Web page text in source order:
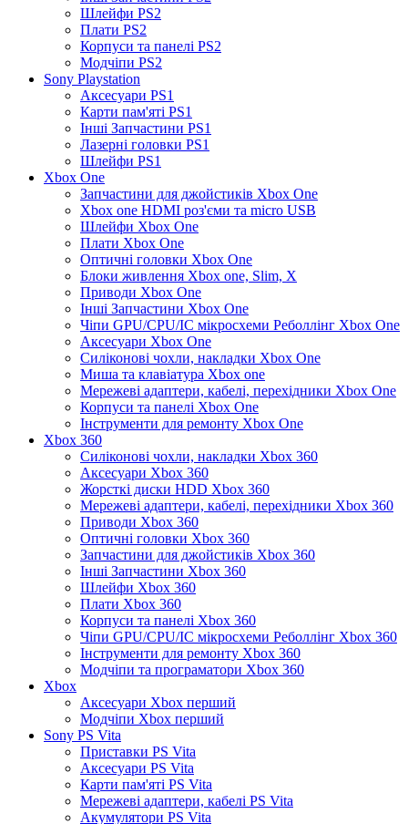
Шлейфи PS2
Плати PS2
Корпуси та панелі PS2
Модчіпи PS2
Sony Playstation
Аксесуари PS1
Карти пам'яті PS1
Інші Запчастини PS1
Лазерні головки PS1
Шлейфи PS1
Xbox One
Запчастини для джойстиків Xbox One
Xbox one HDMI роз'єми та micro USB
Шлейфи Xbox One
Плати Xbox One
Оптичні головки Xbox One
Блоки живлення Xbox one, Slim, X
Приводи Xbox One
Інші Запчастини Xbox One
Чіпи GPU/CPU/IC мікросхеми Реболлінг Xbox One
Аксесуари Xbox One
Силіконові чохли, накладки Xbox One
Миша та клавіатура Xbox one
Мережеві адаптери, кабелі, перехідники Xbox One
Корпуси та панелі Xbox One
Інструменти для ремонту Xbox One
Xbox 360
Силіконові чохли, накладки Xbox 360
Аксесуари Xbox 360
Жорсткі диски HDD Xbox 360
Мережеві адаптери, кабелі, перехідники Xbox 360
Приводи Xbox 360
Оптичні головки Xbox 360
Запчастини для джойстиків Xbox 360
Інші Запчастини Xbox 360
Шлейфи Xbox 360
Плати Xbox 360
Корпуси та панелі Xbox 360
Чіпи GPU/CPU/IC мікросхеми Реболлінг Xbox 360
Інструменти для ремонту Xbox 360
Модчіпи та програматори Xbox 360
Xbox
Аксесуари Xbox перший
Модчіпи Xbox перший
Sony PS Vita
Приставки PS Vita
Аксесуари PS Vita
Карти пам'яті PS Vita
Мережеві адаптери, кабелі PS Vita
Акумулятори PS Vita